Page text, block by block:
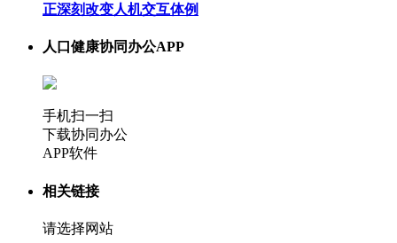
正深刻改变人机交互体例
人口健康协同办公APP
手机扫一扫
下载协同办公
APP软件
相关链接
请选择网站